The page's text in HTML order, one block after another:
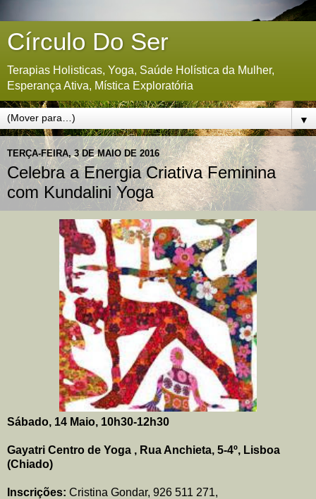
Círculo Do Ser
Terapias Holisticas, Yoga, Saúde Holística da Mulher,
Esperança Ativa, Mística Exploratória
▼
TERÇA-FEIRA, 3 DE MAIO DE 2016
Celebra a Energia Criativa Feminina
com Kundalini Yoga
Sábado, 14 Maio, 10h30-12h30
Gayatri Centro de Yoga , Rua Anchieta, 5-4º, Lisboa
(Chiado)
Inscrições: Cristina Gondar, 926 511 271,